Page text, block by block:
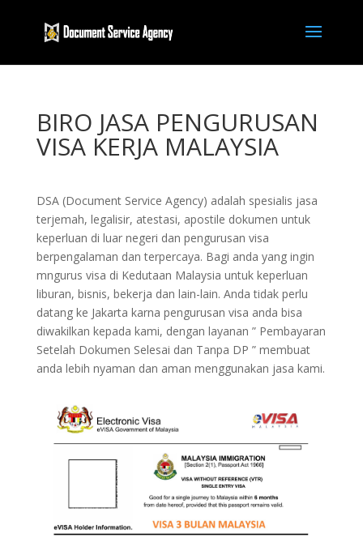
BIRO JASA PENGURUSAN
VISA KERJA MALAYSIA
DSA (Document Service Agency) adalah spesialis jasa
terjemah, legalisir, atestasi, apostile dokumen untuk
keperluan di luar negeri dan pengurusan visa
berpengalaman dan terpercaya. Bagi anda yang ingin
mngurus visa di Kedutaan Malaysia untuk keperluan
liburan, bisnis, bekerja dan lain-lain. Anda tidak perlu
datang ke Jakarta karna pengurusan visa anda bisa
diwakilkan kepada kami, dengan layanan ” Pembayaran
Setelah Dokumen Selesai dan Tanpa DP ” membuat
anda lebih nyaman dan aman menggunakan jasa kami.